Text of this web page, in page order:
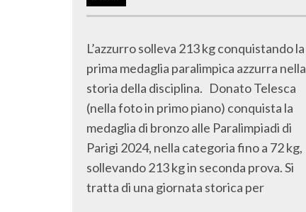
L’azzurro solleva 213 kg conquistando la
prima medaglia paralimpica azzurra nella
storia della disciplina. Donato Telesca
(nella foto in primo piano) conquista la
medaglia di bronzo alle Paralimpiadi di
Parigi 2024, nella categoria fino a 72 kg,
sollevando 213 kg in seconda prova. Si
tratta di una giornata storica per